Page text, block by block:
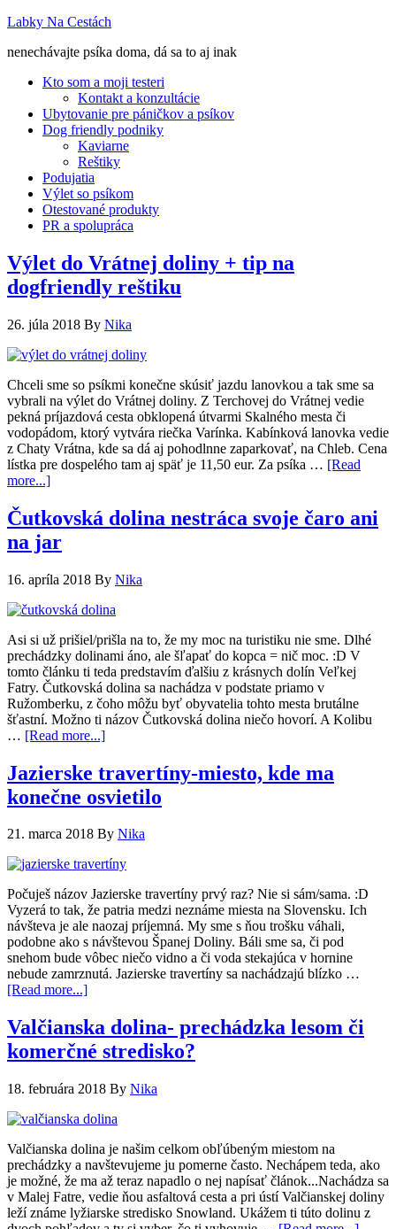
Labky Na Cestách
nenechávajte psíka doma, dá sa to aj inak
Kto som a moji testeri
Kontakt a konzultácie
Ubytovanie pre páničkov a psíkov
Dog friendly podniky
Kaviarne
Reštiky
Podujatia
Výlet so psíkom
Otestované produkty
PR a spolupráca
Výlet do Vrátnej doliny + tip na
dogfriendly reštiku
26. júla 2018 By Nika
Chceli sme so psíkmi konečne skúsiť jazdu lanovkou a tak sme sa
vybrali na výlet do Vrátnej doliny. Z Terchovej do Vrátnej vedie
pekná príjazdová cesta obklopená útvarmi Skalného mesta či
vodopádom, ktorý vytvára riečka Varínka. Kabínková lanovka vedie
z Chaty Vrátna, kde sa dá aj pohodlnne zaparkovať, na Chleb. Cena
lístka pre dospelého tam aj späť je 11,50 eur. Za psíka … [Read
more...]
Čutkovská dolina nestráca svoje čaro ani
na jar
16. apríla 2018 By Nika
Asi si už prišiel/prišla na to, že my moc na turistiku nie sme. Dlhé
prechádzky dolinami áno, ale šľapať do kopca = nič moc. :D V
tomto článku ti teda predstavím ďalšiu z krásnych dolín Veľkej
Fatry. Čutkovská dolina sa nachádza v podstate priamo v
Ružomberku, z čoho môžu byť obyvatelia tohto mesta brutálne
šťastní. Možno ti názov Čutkovská dolina niečo hovorí. A Kolibu
… [Read more...]
Jazierske travertíny-miesto, kde ma
konečne osvietilo
21. marca 2018 By Nika
Počuješ názov Jazierske travertíny prvý raz? Nie si sám/sama. :D
Vyzerá to tak, že patria medzi neznáme miesta na Slovensku. Ich
návšteva je ale naozaj príjemná. My sme s ňou trošku váhali,
podobne ako s návštevou Španej Doliny. Báli sme sa, či pod
snehom bude vôbec niečo vidno a či voda stekajúca v hornine
nebude zamrznutá. Jazierske travertíny sa nachádzajú blízko …
[Read more...]
Valčianska dolina- prechádzka lesom či
komerčné stredisko?
18. februára 2018 By Nika
Valčianska dolina je našim celkom obľúbeným miestom na
prechádzky a navštevujeme ju pomerne často. Nechápem teda, ako
je možné, že ma až teraz napadlo o nej napísať článok...Nachádza sa
v Malej Fatre, vedie ňou asfaltová cesta a pri ústí Valčianskej doliny
leží známe lyžiarske stredisko Snowland. Ukážem ti túto dolinu z